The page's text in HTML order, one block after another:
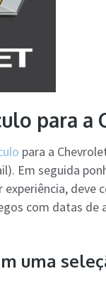
para a
para a
Em seguida
com datas
uma